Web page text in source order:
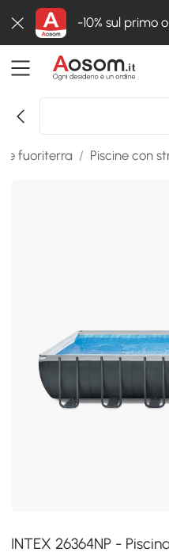
-10% sul primo
fuoriterra / Piscine con
INTEX 26364NP -